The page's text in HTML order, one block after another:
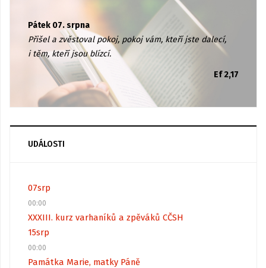
Pátek 07. srpna
Přišel a zvěstoval pokoj, pokoj vám, kteří jste dalecí,
i těm, kteří jsou blízcí.
Ef 2,17
UDÁLOSTI
07srp
00:00
XXXIII. kurz varhaníků a zpěváků CČSH
15srp
00:00
Památka Marie, matky Páně